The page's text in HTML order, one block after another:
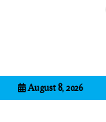
August 8, 2026